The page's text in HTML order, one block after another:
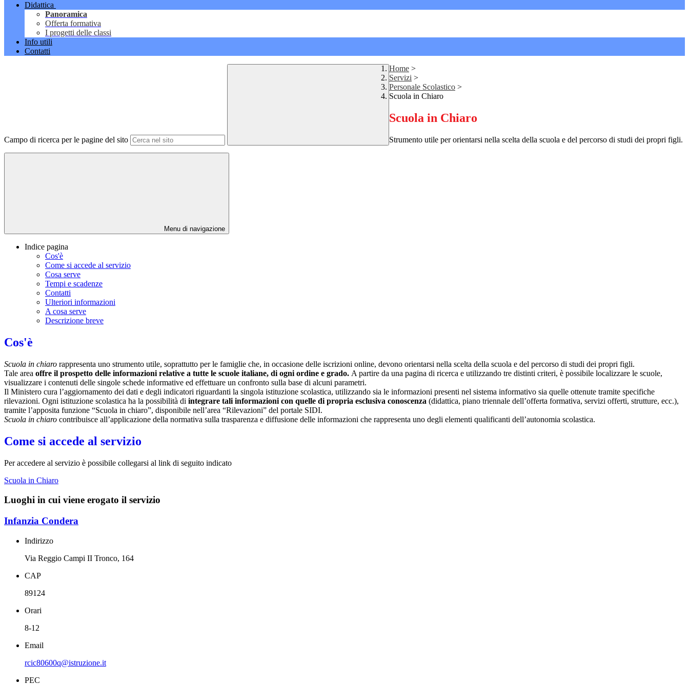
Didattica
Panoramica
Offerta formativa
I progetti delle classi
Info utili
Contatti
Campo di ricerca per le pagine del sito
Home >
Servizi >
Personale Scolastico >
Scuola in Chiaro
Scuola in Chiaro
Strumento utile per orientarsi nella scelta della scuola e del percorso di studi dei propri figli.
Menu di navigazione
Indice pagina
Cos'è
Come si accede al servizio
Cosa serve
Tempi e scadenze
Contatti
Ulteriori informazioni
A cosa serve
Descrizione breve
Cos'è
Scuola in chiaro rappresenta uno strumento utile, soprattutto per le famiglie che, in occasione delle iscrizioni online, devono orientarsi nella scelta della scuola e del percorso di studi dei propri figli.
Tale area offre il prospetto delle informazioni relative a tutte le scuole italiane, di ogni ordine e grado. A partire da una pagina di ricerca e utilizzando tre distinti criteri, è possibile localizzare le scuole,
visualizzare i contenuti delle singole schede informative ed effettuare un confronto sulla base di alcuni parametri.
Il Ministero cura l’aggiornamento dei dati e degli indicatori riguardanti la singola istituzione scolastica, utilizzando sia le informazioni presenti nel sistema informativo sia quelle ottenute tramite specifiche
rilevazioni. Ogni istituzione scolastica ha la possibilità di integrare tali informazioni con quelle di propria esclusiva conoscenza (didattica, piano triennale dell’offerta formativa, servizi offerti, strutture, ecc.),
tramite l’apposita funzione “Scuola in chiaro”, disponibile nell’area “Rilevazioni” del portale SIDI.
Scuola in chiaro contribuisce all’applicazione della normativa sulla trasparenza e diffusione delle informazioni che rappresenta uno degli elementi qualificanti dell’autonomia scolastica.
Come si accede al servizio
Per accedere al servizio è possibile collegarsi al link di seguito indicato
Scuola in Chiaro
Luoghi in cui viene erogato il servizio
Infanzia Condera
Indirizzo
Via Reggio Campi II Tronco, 164
CAP
89124
Orari
8-12
Email
rcic80600q@istruzione.it
PEC